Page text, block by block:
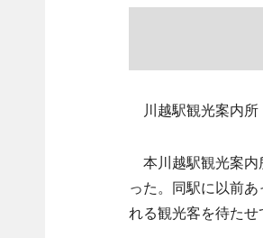
川越駅観光案内所
本川越駅観光案内
った。同駅に以前
れる観光客を待たせ